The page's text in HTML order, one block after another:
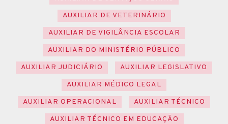
AUXILIAR DE VETERINÁRIO
AUXILIAR DE VIGILÂNCIA ESCOLAR
AUXILIAR DO MINISTÉRIO PÚBLICO
AUXILIAR JUDICIÁRIO
AUXILIAR LEGISLATIVO
AUXILIAR MÉDICO LEGAL
AUXILIAR OPERACIONAL
AUXILIAR TÉCNICO
AUXILIAR TÉCNICO EM EDUCAÇÃO